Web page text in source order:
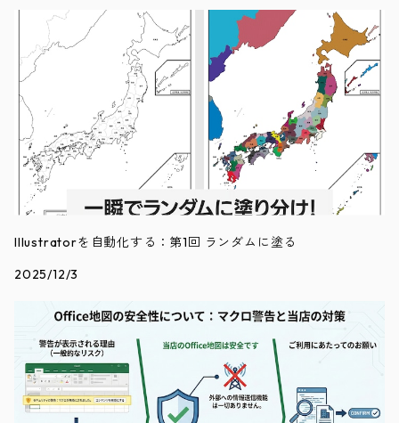
Illustratorを自動化する：第1回 ランダムに塗る
2025/12/3